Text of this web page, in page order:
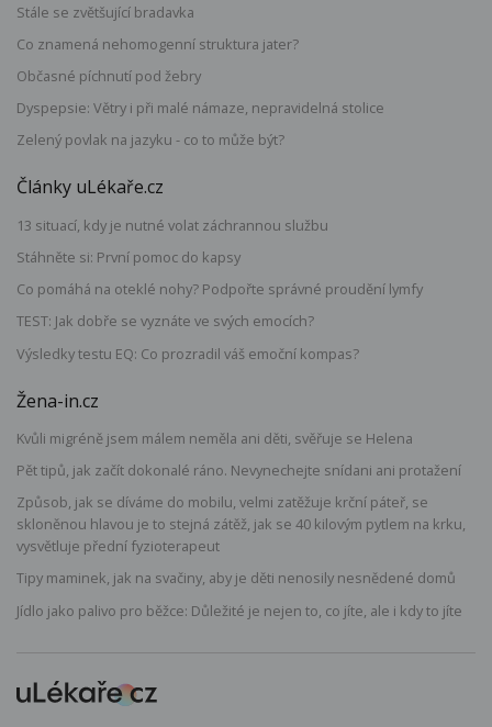
Stále se zvětšující bradavka
Co znamená nehomogenní struktura jater?
Občasné píchnutí pod žebry
Dyspepsie: Větry i při malé námaze, nepravidelná stolice
Zelený povlak na jazyku - co to může být?
Články uLékaře.cz
13 situací, kdy je nutné volat záchrannou službu
Stáhněte si: První pomoc do kapsy
Co pomáhá na oteklé nohy? Podpořte správné proudění lymfy
TEST: Jak dobře se vyznáte ve svých emocích?
Výsledky testu EQ: Co prozradil váš emoční kompas?
Žena-in.cz
Kvůli migréně jsem málem neměla ani děti, svěřuje se Helena
Pět tipů, jak začít dokonalé ráno. Nevynechejte snídani ani protažení
Způsob, jak se díváme do mobilu, velmi zatěžuje krční páteř, se
skloněnou hlavou je to stejná zátěž, jak se 40 kilovým pytlem na krku,
vysvětluje přední fyzioterapeut
Tipy maminek, jak na svačiny, aby je děti nenosily nesnědené domů
Jídlo jako palivo pro běžce: Důležité je nejen to, co jíte, ale i kdy to jíte